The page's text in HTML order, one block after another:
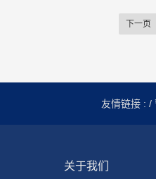
下一页
友情链接 : /
关于我们